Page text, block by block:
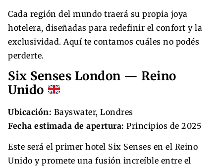
Cada región del mundo traerá su propia joya
hotelera, diseñadas para redefinir el confort y la
exclusividad. Aquí te contamos cuáles no podés
perderte.
Six Senses London — Reino
Unido
Ubicación: Bayswater, Londres
Fecha estimada de apertura: Principios de 2025
Este será el primer hotel Six Senses en el Reino
Unido y promete una fusión increíble entre el